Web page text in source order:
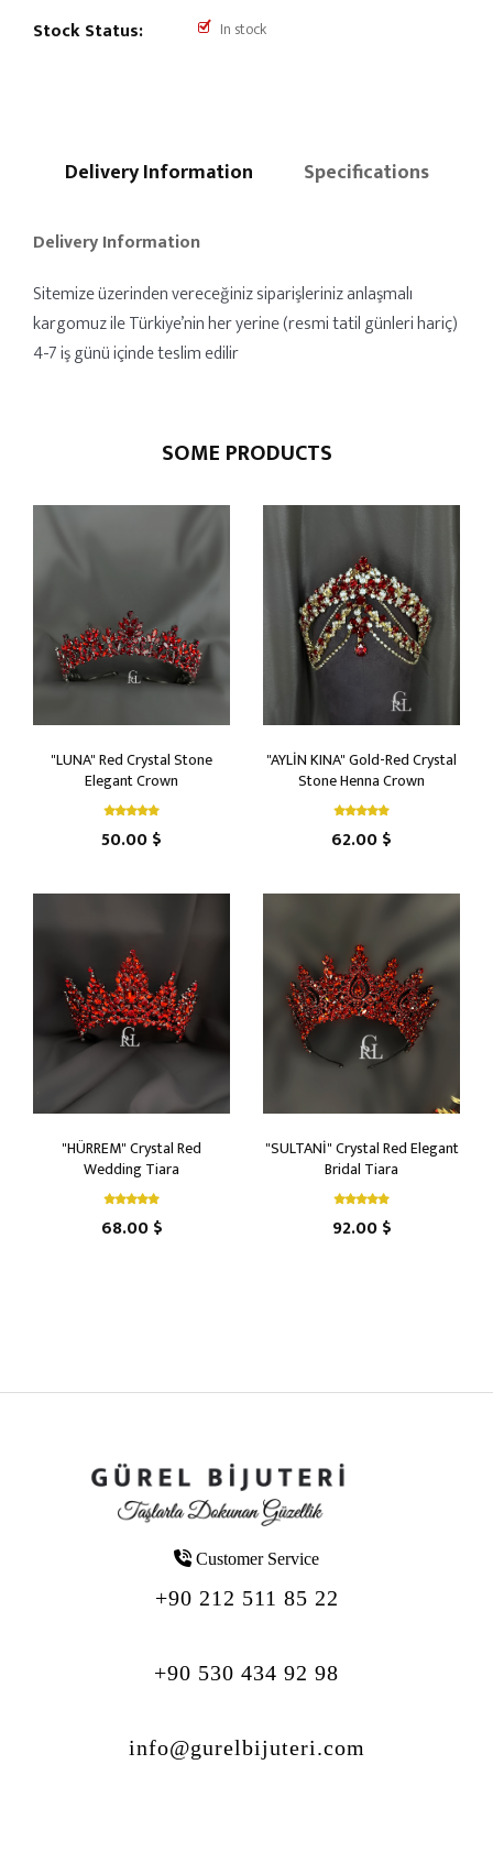
Stock Status: In stock
Delivery Information Specifications
Delivery Information
Sitemize üzerinden vereceğiniz siparişleriniz anlaşmalı
kargomuz ile Türkiye’nin her yerine (resmi tatil günleri hariç)
4-7 iş günü içinde teslim edilir
SOME PRODUCTS
"LUNA" Red Crystal Stone
Elegant Crown
50.00 $
"AYLİN KINA" Gold-Red Crystal
Stone Henna Crown
62.00 $
"HÜRREM" Crystal Red
Wedding Tiara
68.00 $
"SULTANİ" Crystal Red Elegant
Bridal Tiara
92.00 $
Customer Service
+90 212 511 85 22
+90 530 434 92 98
info@gurelbijuteri.com